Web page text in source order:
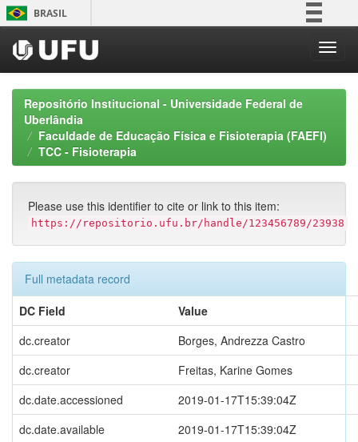
Skip
navigation
BRASIL
Participe
Acesso à informação
Legislação
Repositório Institucional - Universidade Federal de
Uberlândia
Faculdade de Educação Física e Fisioterapia (FAEFI)
TCC - Fisioterapia
Please use this identifier to cite or link to this item:
https://repositorio.ufu.br/handle/123456789/23938
Full metadata record
DC Field
Value
dc.creator
Borges, Andrezza Castro
dc.creator
Freitas, Karine Gomes
dc.date.accessioned
2019-01-17T15:39:04Z
dc.date.available
2019-01-17T15:39:04Z